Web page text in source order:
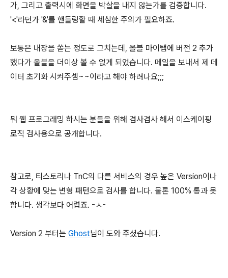
가, 그리고 출력시에 화면을 박살을 내지 않는가를 검증합니다.
'<'라던가 '&'를 핸들링할 때 세심한 주의가 필요하죠.
보통은 내장을 쏟는 정도로 그치는데, 올블 마이탭에 버전 2 추가
했다가 올블을 더이상 볼 수 없게 되었습니다. 메일을 보내서 제 데
이터 초기화 시켜주셈~~이라고 해야 하려나요;;;
뭐 웹 프로그래밍 하시는 분들을 위해 겸사겸사 해서 이스케이핑
로직 검사용으로 공개합니다.
참고로, 티스토리나 TnC의 다른 서비스의 경우 높은 Version이나
각 상황에 맞는 변형 패턴으로 검사를 합니다. 물론 100% 통과 못
합니다. 생각보다 어렵죠. -ㅅ-
Version 2 부터는 Ghost님이 도와 주셨습니다.